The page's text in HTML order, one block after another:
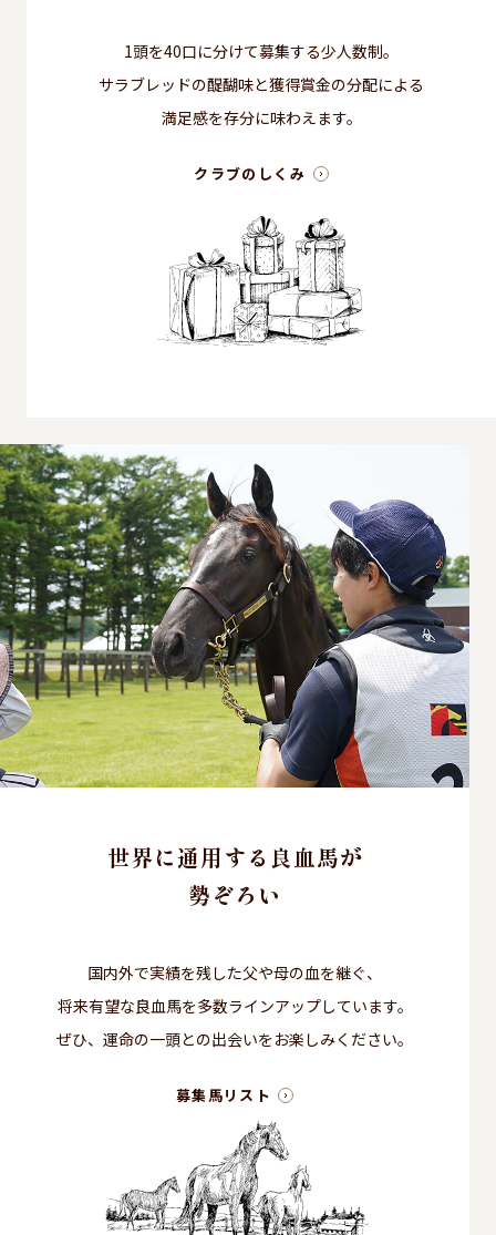
1頭を40口に分けて募集する少人数制。
サラブレッドの醍醐味と獲得賞金の分配による
満足感を存分に味わえます。
クラブのしくみ
世界に通用する良血馬が
勢ぞろい
国内外で実績を残した父や母の血を継ぐ、
将来有望な良血馬を多数ラインアップしています。
ぜひ、運命の一頭との出会いをお楽しみください。
募集馬リスト